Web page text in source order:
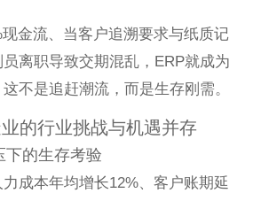
金流、当客户追溯要求与纸质记
离职导致交期混乱，ERP就成为
不是追赶潮流，而是生存刚需。
的行业挑战与机遇并存
下的生存考验
成本年均增长12%、客户账期延